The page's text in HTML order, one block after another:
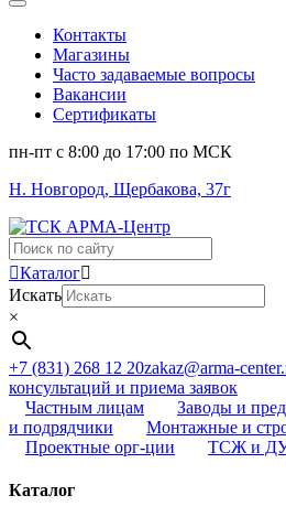
Контакты
Магазины
Часто задаваемые вопросы
Вакансии
Сертификаты
пн-пт c 8:00 до 17:00 по МСК
Н. Новгород, Щербакова, 37г
Поиск
...Каталог
Искать
×
+7 (831) 268 12 20zakaz@arma-
консультаций и приема заявок
Частным лицам
Заводы и
и подрядчики
Монтажные и
Проектные орг-ции
ТСЖ и
Каталог